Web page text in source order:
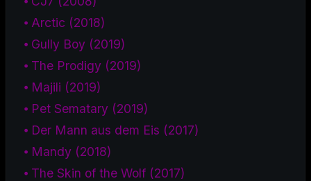
⦁ Arctic (2018)
⦁ Gully Boy (2019)
⦁ The Prodigy (2019)
⦁ Majili (2019)
⦁ Pet Sematary (2019)
⦁ Der Mann aus dem Eis (2017)
⦁ Mandy (2018)
⦁ The Skin of the Wolf (2017)